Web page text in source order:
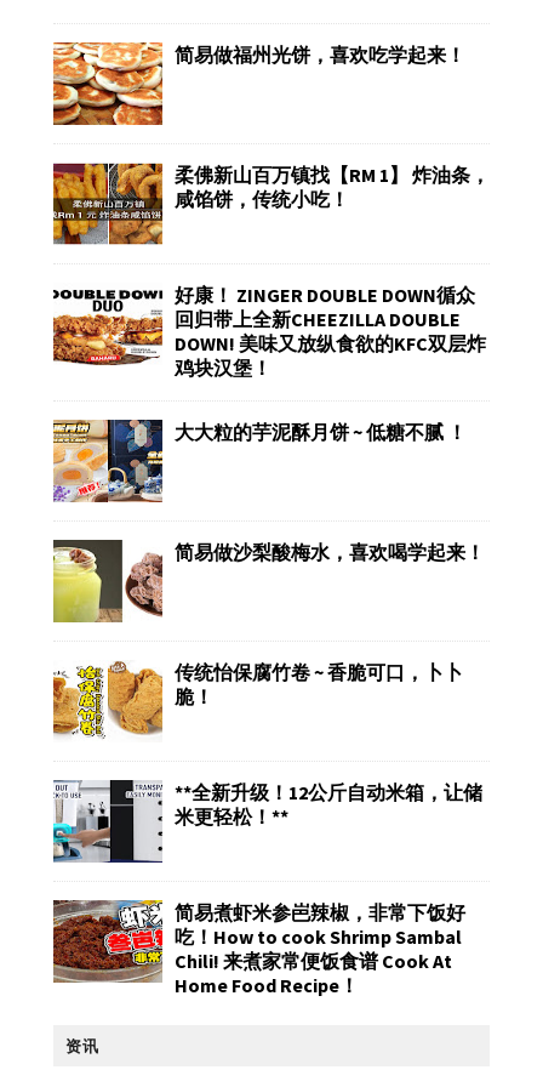
简易做福州光饼，喜欢吃学起来！
柔佛新山百万镇找【RM 1】 炸油条，
咸馅饼，传统小吃！
好康！ ZINGER DOUBLE DOWN循众
回归带上全新CHEEZILLA DOUBLE
DOWN! 美味又放纵食欲的KFC双层炸
鸡块汉堡！
大大粒的芋泥酥月饼 ~ 低糖不腻 ！
简易做沙梨酸梅水，喜欢喝学起来！
传统怡保腐竹卷 ~ 香脆可口，卜卜
脆！
**全新升级！12公斤自动米箱，让储
米更轻松！**
简易煮虾米参岜辣椒，非常下饭好
吃！How to cook Shrimp Sambal
Chili! 来煮家常便饭食谱 Cook At
Home Food Recipe！
资讯